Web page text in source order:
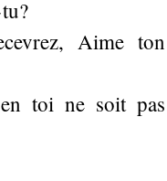
Aime ton
toi ne soit pas